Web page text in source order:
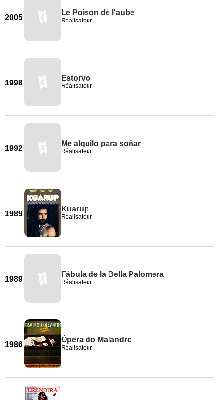
2005
Le Poison de l'aube
Réalisateur
1998
Estorvo
Réalisateur
1992
Me alquilo para soñar
Réalisateur
1989
Kuarup
Réalisateur
1989
Fábula de la Bella Palomera
Réalisateur
1986
Ópera do Malandro
Réalisateur